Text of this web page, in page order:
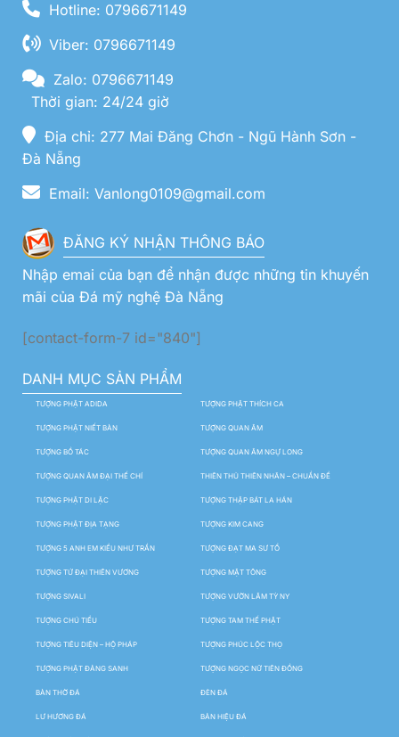
Hotline: 0796671149
Viber: 0796671149
Zalo: 0796671149
Thời gian: 24/24 giờ
Địa chỉ: 277 Mai Đăng Chơn - Ngũ Hành Sơn -
Đà Nẵng
Email: Vanlong0109@gmail.com
ĐĂNG KÝ NHẬN THÔNG BÁO
Nhập emai của bạn để nhận được những tin khuyến
mãi của Đá mỹ nghệ Đà Nẵng
[contact-form-7 id="840"]
DANH MỤC SẢN PHẨM
TƯỢNG PHẬT ADIDA TƯỢNG PHẬT THÍCH CA
TƯỢNG PHẬT NIẾT BÀN TƯỢNG QUAN ÂM
TƯỢNG BỒ TÁC TƯỢNG QUAN ÂM NGỰ LONG
TƯỢNG QUAN ÂM ĐẠI THẾ CHÍ THIÊN THỦ THIÊN NHÃN – CHUẨN ĐỀ
TƯỢNG PHẬT DI LẶC TƯỢNG THẬP BÁT LA HÁN
TƯỢNG PHẬT ĐỊA TẠNG TƯỢNG KIM CANG
TƯỢNG 5 ANH EM KIỀU NHƯ TRẦN TƯỢNG ĐẠT MA SƯ TỔ
TƯỢNG TỨ ĐẠI THIÊN VƯƠNG TƯỢNG MẬT TÔNG
TƯỢNG SIVALI TƯỢNG VƯỜN LÂM TỲ NY
TƯỢNG CHÚ TIỂU TƯỢNG TAM THẾ PHẬT
TƯỢNG TIÊU DIỆN – HỘ PHÁP TƯỢNG PHÚC LỘC THỌ
TƯỢNG PHẬT ĐẢNG SANH TƯỢNG NGỌC NỮ TIÊN ĐỒNG
BÀN THỜ ĐÁ ĐÈN ĐÁ
LƯ HƯƠNG ĐÁ BẢN HIỆU ĐÁ